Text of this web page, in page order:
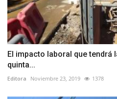
El impacto laboral que tendrá
quinta...
Editora Noviembre 23, 2019 1378